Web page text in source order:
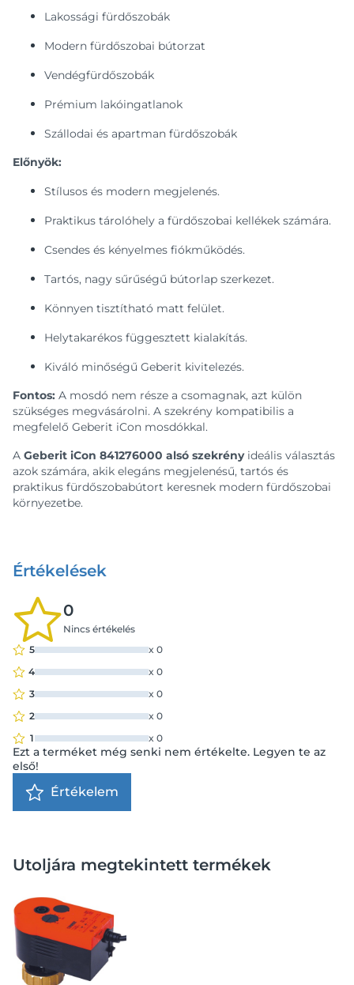
Lakossági fürdőszobák
Modern fürdőszobai bútorzat
Vendégfürdőszobák
Prémium lakóingatlanok
Szállodai és apartman fürdőszobák
Előnyök:
Stílusos és modern megjelenés.
Praktikus tárolóhely a fürdőszobai kellékek számára.
Csendes és kényelmes fiókműködés.
Tartós, nagy sűrűségű bútorlap szerkezet.
Könnyen tisztítható matt felület.
Helytakarékos függesztett kialakítás.
Kiváló minőségű Geberit kivitelezés.
Fontos: A mosdó nem része a csomagnak, azt külön
szükséges megvásárolni. A szekrény kompatibilis a
megfelelő Geberit iCon mosdókkal.
A Geberit iCon 841276000 alsó szekrényideális választás
azok számára, akik elegáns megjelenésű, tartós és
praktikus fürdőszobabútort keresnek modern fürdőszobai
környezetbe.
Értékelések
0
Nincs értékelés
5
x 0
4
x 0
3
x 0
2
x 0
1
x 0
Ezt a terméket még senki nem értékelte. Legyen te az
első!
Értékelem
Utoljára megtekintett termékek